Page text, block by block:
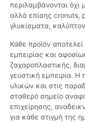
περιλαμβάνονται
αλλά επίσης cronuts,
γλυκίσματα,
Κάθε προϊόν
εμπειρίας και
ζαχαροπλαστικής,
γευστική εμπειρία.
υλικών και στις
σταθερό σημείο
επιχείρησης,
για κάθε στιγμή της